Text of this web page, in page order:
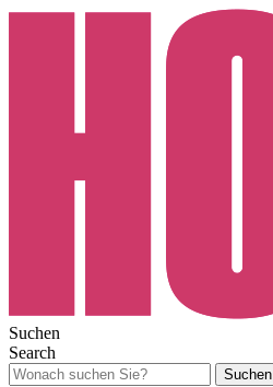
Suchen
Search
Suchen